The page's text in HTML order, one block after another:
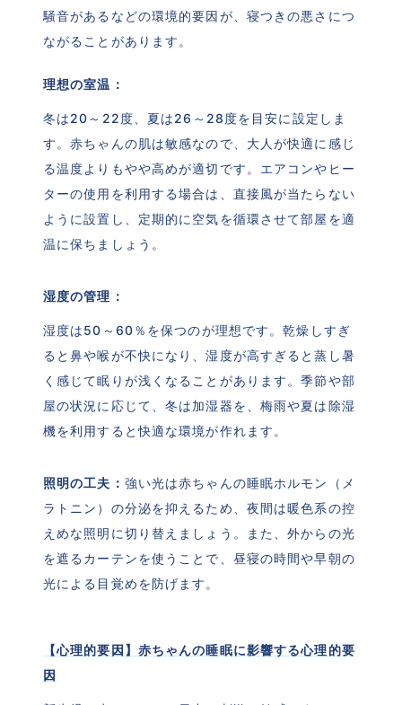
騒音があるなどの環境的要因が、寝つきの悪さにつ
ながることがあります。
理想の室温：
冬は20～22度、夏は26～28度を目安に設定しま
す。赤ちゃんの肌は敏感なので、大人が快適に感じ
る温度よりもやや高めが適切です。エアコンやヒー
ターの使用を利用する場合は、直接風が当たらない
ように設置し、定期的に空気を循環させて部屋を適
温に保ちましょう。
湿度の管理：
湿度は50～60％を保つのが理想です。乾燥しすぎ
ると鼻や喉が不快になり、湿度が高すぎると蒸し暑
く感じて眠りが浅くなることがあります。季節や部
屋の状況に応じて、冬は加湿器を、梅雨や夏は除湿
機を利用すると快適な環境が作れます。
照明の工夫： 強い光は赤ちゃんの睡眠ホルモン（メ
ラトニン）の分泌を抑えるため、夜間は暖色系の控
えめな照明に切り替えましょう。また、外からの光
を遮るカーテンを使うことで、昼寝の時間や早朝の
光による目覚めを防げます。
【心理的要因】赤ちゃんの睡眠に影響する心理的要
因